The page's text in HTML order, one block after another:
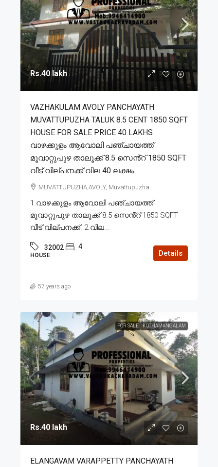
Rs.40 lakh
VAZHAKULAM AVOLY PANCHAYATH
MUVATTUPUZHA TALUK 8.5 CENT 1850 SQFT
HOUSE FOR SALE PRICE 40 LAKHS
വാഴക്കുളം ആവോലി പഞ്ചായത്ത്
മൂവാറ്റുപുഴ താലൂക്ക് 8.5 സെൻ്റ് 1850 SQFT
വീട് വില്പനക്ക് വില 40 ലക്ഷം
MUVATTUPUZHA,AVOLY, Muvattupuzha
1.വാഴക്കുളം ആവോലി പഞ്ചായത്ത്
മൂവാറ്റുപുഴ താലൂക്ക് 8.5 സെൻ്റ് 1850 SQFT
വീട് വില്പനക്ക്. 2.വില...
32002 4
HOUSE Details
57 years ago
FOR SALE KOTHAMANGALAM
Rs.40 lakh
ELANGAVAM VARAPPETTY PANCHAYATH